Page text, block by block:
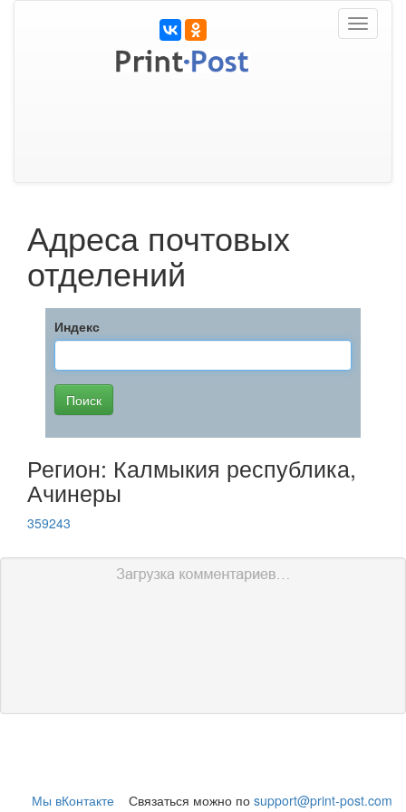
Toggle
Адреса почтовых
отделений
Индекс
Регион: Калмыкия республика,
Ачинеры
359243
Мы вКонтакте Связаться можно по support@print-post.com